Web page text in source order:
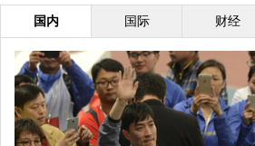
国内 国际 财经